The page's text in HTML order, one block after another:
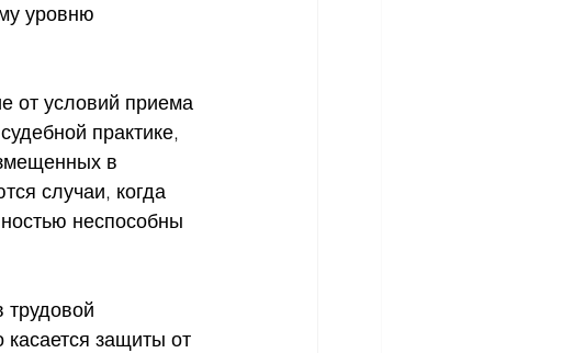
уровню
от условий приема
практике,
в
случаи, когда
неспособны
касается защиты от